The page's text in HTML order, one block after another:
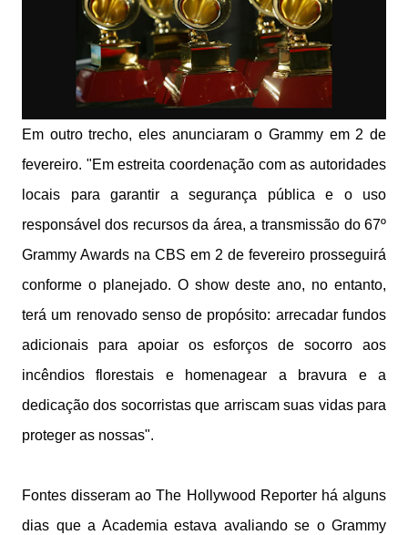
Em outro trecho, eles anunciaram o Grammy em 2 de
fevereiro. "Em estreita coordenação com as autoridades
locais para garantir a segurança pública e o uso
responsável dos recursos da área, a transmissão do 67º
Grammy Awards na CBS em 2 de fevereiro prosseguirá
conforme o planejado. O show deste ano, no entanto,
terá um renovado senso de propósito: arrecadar fundos
adicionais para apoiar os esforços de socorro aos
incêndios florestais e homenagear a bravura e a
dedicação dos socorristas que arriscam suas vidas para
proteger as nossas".
Fontes disseram ao The Hollywood Reporter há alguns
dias que a Academia estava avaliando se o Grammy